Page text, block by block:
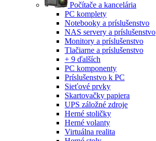
Počítače a kancelária
PC komplety
Notebooky a príslušenstvo
NAS servery a príslušenstvo
Monitory a príslušenstvo
Tlačiarne a príslušenstvo
+ 9 ďalších
PC komponenty
Príslušenstvo k PC
Sieťové prvky
Skartovačky papiera
UPS záložné zdroje
Herné stoličky
Herné volanty
Virtuálna realita